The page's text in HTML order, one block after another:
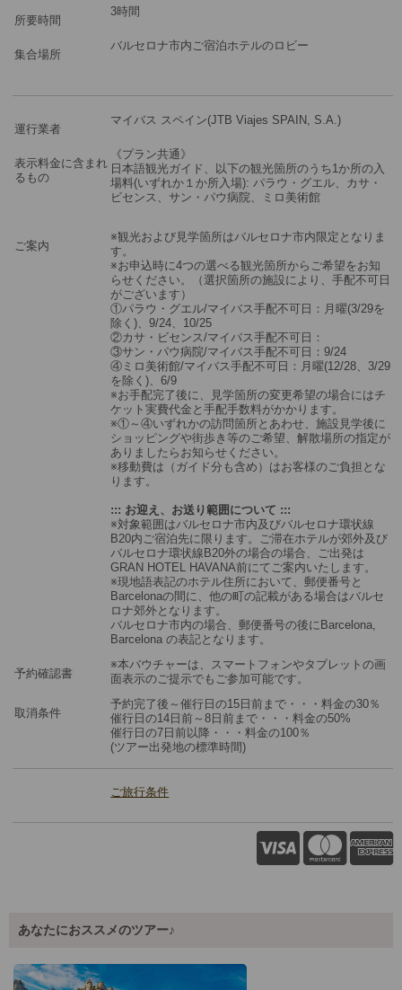
所要時間
3時間
集合場所
バルセロナ市内ご宿泊ホテルのロビー
運行業者
マイバス スペイン(JTB Viajes SPAIN, S.A.)
表示料金に含まれ
るもの
《プラン共通》
日本語観光ガイド、以下の観光箇所のうち1か所の入
場料(いずれか１か所入場): パラウ・グエル、カサ・
ビセンス、サン・パウ病院、ミロ美術館
ご案内
※観光および見学箇所はバルセロナ市内限定となりま
す。
※お申込時に4つの選べる観光箇所からご希望をお知
らせください。（選択箇所の施設により、手配不可日
がございます）
①パラウ・グエル/マイバス手配不可日：月曜(3/29を
除く)、9/24、10/25
②カサ・ビセンス/マイバス手配不可日：
③サン・パウ病院/マイバス手配不可日：9/24
④ミロ美術館/マイバス手配不可日：月曜(12/28、3/29
を除く)、6/9
※お手配完了後に、見学箇所の変更希望の場合にはチ
ケット実費代金と手配手数料がかかります。
※①～④いずれかの訪問箇所とあわせ、施設見学後に
ショッピングや街歩き等のご希望、解散場所の指定が
ありましたらお知らせください。
※移動費は（ガイド分も含め）はお客様のご負担とな
ります。
::: お迎え、お送り範囲について :::
※対象範囲はバルセロナ市内及びバルセロナ環状線
B20内ご宿泊先に限ります。ご滞在ホテルが郊外及び
バルセロナ環状線B20外の場合の場合、ご出発は
GRAN HOTEL HAVANA前にてご案内いたします。
※現地語表記のホテル住所において、郵便番号と
Barcelonaの間に、他の町の記載がある場合はバルセ
ロナ郊外となります。
バルセロナ市内の場合、郵便番号の後にBarcelona,
Barcelona の表記となります。
予約確認書
※本バウチャーは、スマートフォンやタブレットの画
面表示のご提示でもご参加可能です。
取消条件
予約完了後～催行日の15日前まで・・・料金の30％
催行日の14日前～8日前まで・・・料金の50%
催行日の7日前以降・・・料金の100％
(ツアー出発地の標準時間)
ご旅行条件
あなたにおススメのツアー♪